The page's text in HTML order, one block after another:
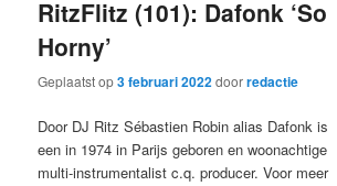
RitzFlitz (101): Dafonk ‘So
Horny’
Geplaatst op3 februari 2022doorredactie
Door DJ Ritz Sébastien Robin alias Dafonk is
een in 1974 in Parijs geboren en woonachtige
multi-instrumentalist c.q. producer. Voor meer